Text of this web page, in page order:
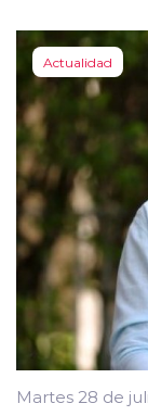
Actualidad
Martes 28 de